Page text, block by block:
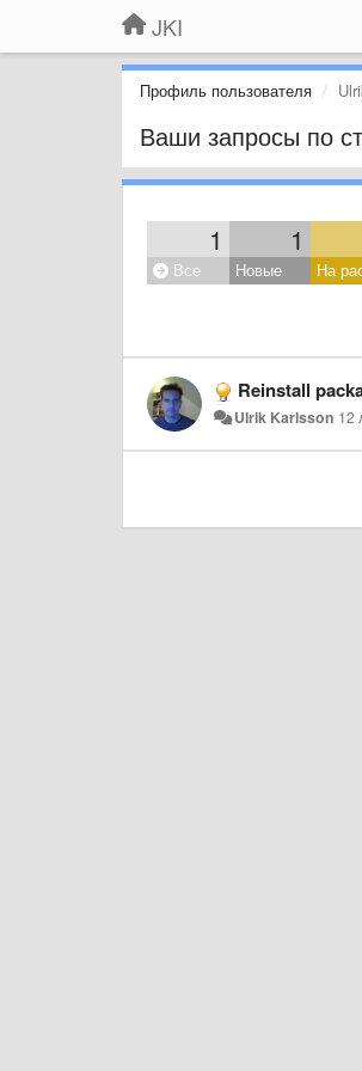
JKI
Профиль пользователя
Ваши запросы по
1 1
Все Новые На
Reinstall
Ulrik Karlsson 12